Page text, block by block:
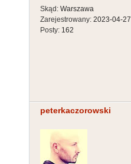
Skąd: Warszawa
Zarejestrowany: 2023-04-27
Posty: 162
peterkaczorowski